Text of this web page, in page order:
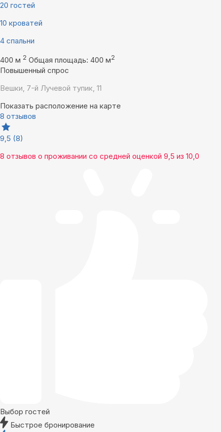
20 гостей
10 кроватей
4 спальни
400 м 2 Общая площадь: 400 м2
Повышенный спрос
Вешки, 7-й Лучевой тупик, 11
Показать расположение на карте
8 отзывов
9,5 (8)
8 отзывов о проживании со средней оценкой 9,5 из 10,0
Выбор гостей
Быстрое бронирование